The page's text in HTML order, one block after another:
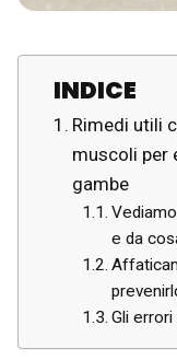
INDICE
Rimedi utili
muscoli per
gambe
e da
Gli